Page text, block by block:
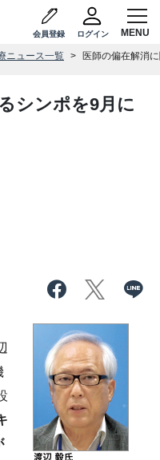
会員登録 ログイン
ニュース一覧 医師の偏在解消
シンポを9月に